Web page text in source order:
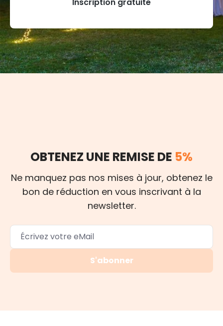
OBTENEZ UNE REMISE DE 5%
Ne manquez pas nos mises à jour, obtenez le
bon de réduction en vous inscrivant à la
newsletter.
S'abonner